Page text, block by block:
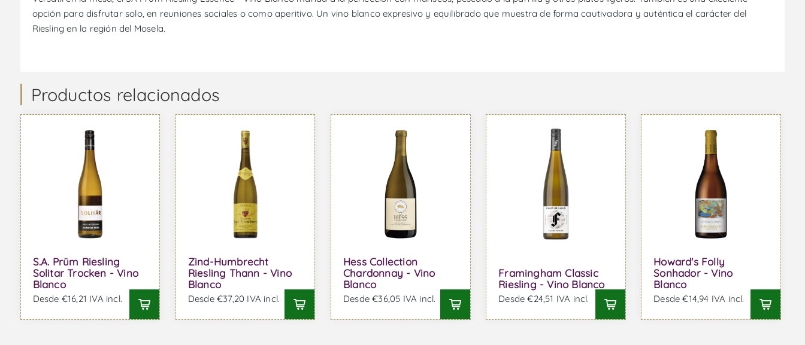
opción para disfrutar solo, en reuniones sociales o como aperitivo. Un vino blanco expresivo y equilibrado que muestra de forma cautivadora y auténtica el carácter del
Riesling en la región del Mosela.
Productos relacionados
S.A. Prüm Riesling
Solitar Trocken - Vino
Blanco
Desde €16,21 IVA incl.
Zind-Humbrecht
Riesling Thann - Vino
Blanco
Desde €37,20 IVA incl.
Hess Collection
Chardonnay - Vino
Blanco
Desde €36,05 IVA incl.
Framingham Classic
Riesling - Vino Blanco
Desde €24,51 IVA incl.
Howard's Folly
Sonhador - Vino
Blanco
Desde €14,94 IVA incl.